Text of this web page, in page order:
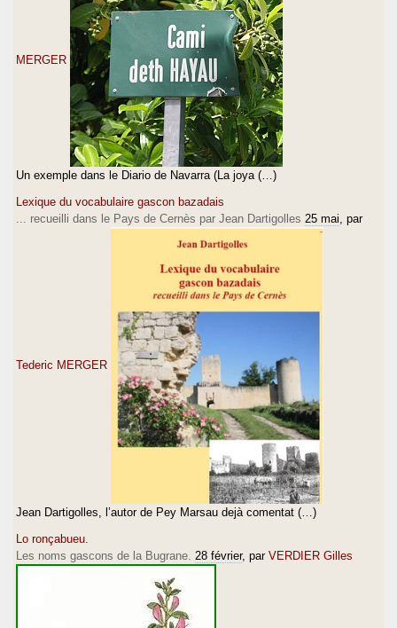
MERGER
Un exemple dans le Diario de Navarra (La joya (…)
Lexique du vocabulaire gascon bazadais
... recueilli dans le Pays de Cernès par Jean Dartigolles 25 mai , par
Tederic MERGER
Jean Dartigolles, l’autor de Pey Marsau dejà comentat (…)
Lo ronçabueu.
Les noms gascons de la Bugrane. 28 février, par VERDIER Gilles